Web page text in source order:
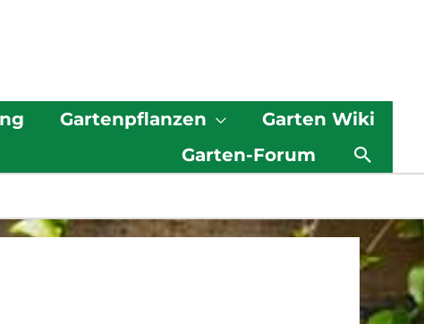
Gartenpflanzen
Garten Wiki
Garten-Forum